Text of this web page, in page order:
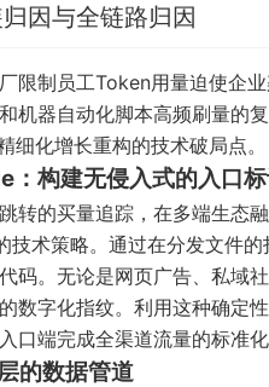
因与全链路归因
限制员工Token用量迫使企
机器自动化脚本高频刷量的
细化增长重构的技术破局点。
构建无侵入式的入口
转的买量追踪，在多端生态
技术策略。通过在分发文件
码。无论是网页广告、私域
数字化指纹。利用这种确定
口端完成全渠道流量的标准
的数据管道